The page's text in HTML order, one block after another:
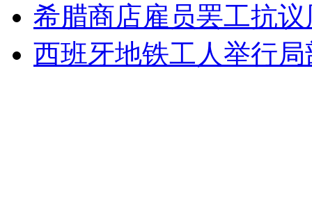
女孩北京地铁殴打老人 痛下狠手拳打脚踢
无痛分娩是否安全 医生回应
希腊商店雇员罢工抗
西班牙地铁工人举行